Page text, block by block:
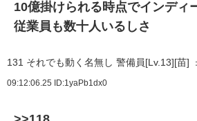
10億掛けられる時点でインディ
従業員も数十人いるしさ
131 それでも動く名無し 警備員[Lv.13][苗]
09:12:06.25 ID:1yaPb1dx0